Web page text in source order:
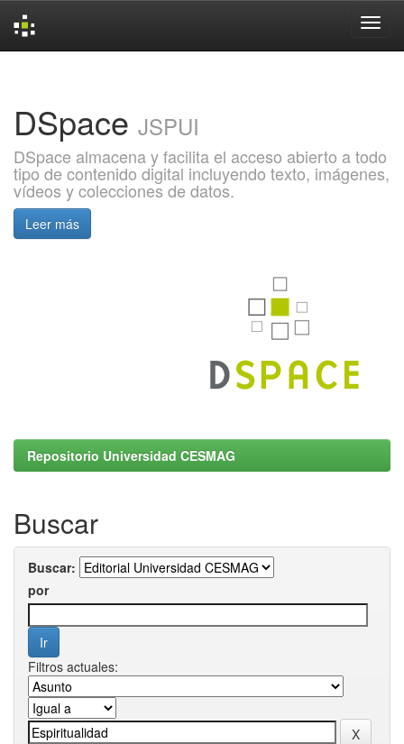
DSpace JSPUI
DSpace almacena y facilita el acceso abierto a todo
tipo de contenido digital incluyendo texto, imágenes,
vídeos y colecciones de datos.
Leer más
Repositorio Universidad CESMAG
Buscar
Buscar:
por
Filtros actuales: